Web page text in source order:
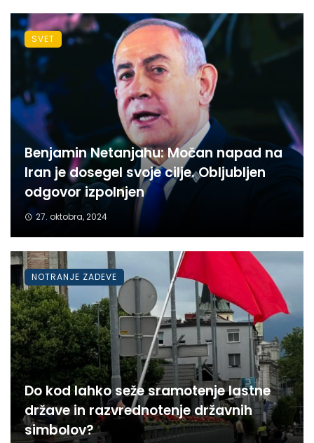
Benjamin Netanjahu: Močan napad na
Iran je dosegel svoje cilje. Obljubljen
odgovor izpolnjen
27. oktobra, 2024
SVET
Do kod lahko seže sramotenje lastne
države in razvrednotenje državnih
simbolov?
NOTRANJE ZADEVE